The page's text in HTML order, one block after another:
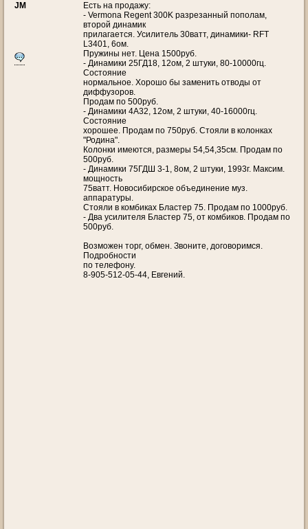
JM
Есть на продажу:
- Vermona Regent 300K разрезанный пополам,
второй динамик
прилагается. Усилитель 30ватт, динамики- RFT
L3401, 6ом.
Пружины нет. Цена 1500руб.
- Динамики 25ГД18, 12ом, 2 штуки, 80-10000гц.
Состояние
нормальное. Хорошо бы заменить отводы от
диффузоров.
Продам по 500руб.
- Динамики 4А32, 12ом, 2 штуки, 40-16000гц.
Состояние
хорошее. Продам по 750руб. Стояли в колонках
"Родина".
Колонки имеются, размеры 54,54,35см. Продам по
500руб.
- Динамики 75ГДШ 3-1, 8ом, 2 штуки, 1993г. Максим.
мощность
75ватт. Новосибирское объединение муз.
аппаратуры.
Стояли в комбиках Бластер 75. Продам по 1000руб.
- Два усилителя Бластер 75, от комбиков. Продам по
500руб.
Возможен торг, обмен. Звоните, договоримся.
Подробности
по телефону.
8-905-512-05-44, Евгений.